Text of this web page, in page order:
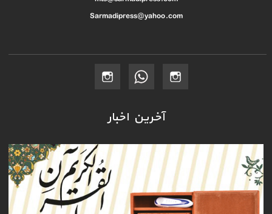
Sarmadipress@yahoo.com
آخرین اخبار